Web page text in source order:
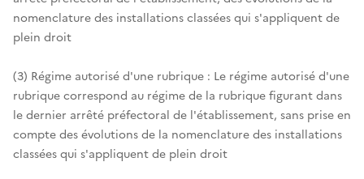
nomenclature des installations classées qui s'appliquent de
plein droit
(3) Régime autorisé d'une rubrique : Le régime autorisé d'une
rubrique correspond au régime de la rubrique figurant dans
le dernier arrêté préfectoral de l'établissement, sans prise en
compte des évolutions de la nomenclature des installations
classées qui s'appliquent de plein droit